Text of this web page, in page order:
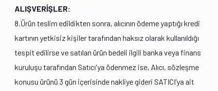
ALIŞVERİŞLER:
8.Ürün teslim edildikten sonra, alıcının ödeme yaptığı kredi
kartının yetkisiz kişiler tarafından haksız olarak kullanıldığı
tespit edilirse ve satılan ürün bedeli ilgili banka veya finans
kuruluşu tarafından Satıcı'ya ödenmez ise, Alıcı, sözleşme
konusu ürünü 3 gün içerisinde nakliye gideri SATICI’ya ait